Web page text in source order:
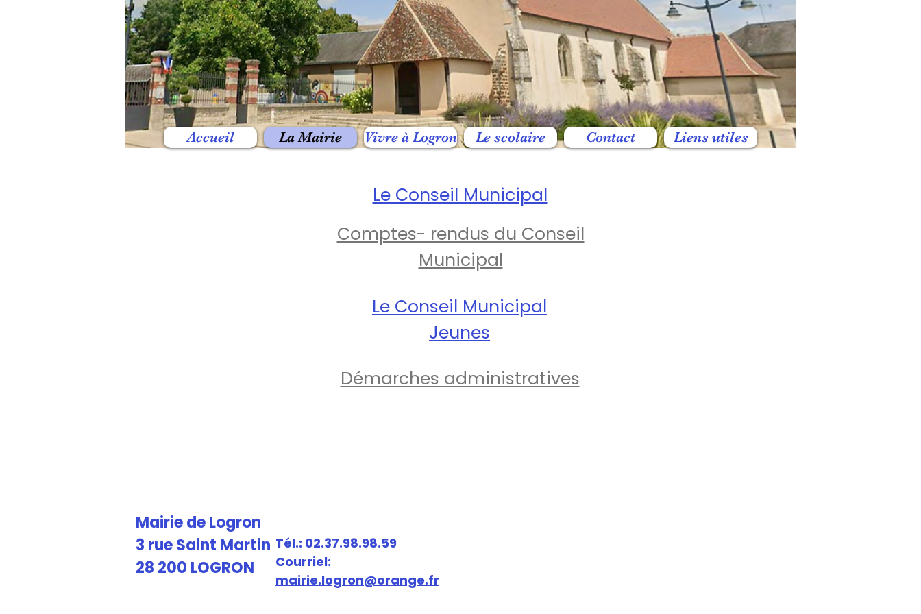
Accueil La Mairie Vivre à Logron Le scolaire Contact Liens utiles
Le Conseil Municipal
Comptes- rendus du Conseil
Municipal
Le Conseil Municipal
Jeunes
Démarches administratives
Mairie de Logron
3 rue Saint Martin
28 200 LOGRON
Tél.: 02.37.98.98.59
Courriel:
mairie.logron@orange.fr